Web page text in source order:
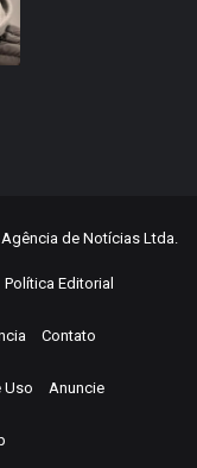
de Notícias Ltda.
Política Editorial
Contato
Uso Anuncie